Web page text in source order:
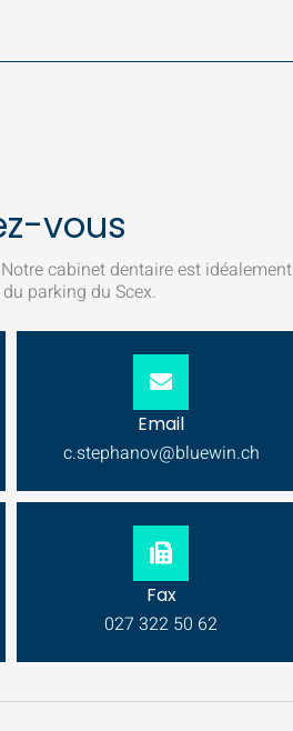
vous
cabinet dentaire est idéalement
parking du Scex.
Email
c.stephanov@bluewin.ch
Fax
027 322 50 62